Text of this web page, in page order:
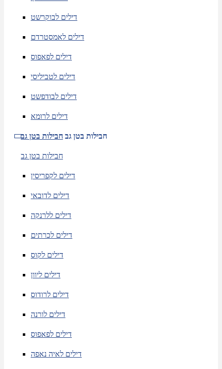
דילים לבוקרשט
דילים לאמסטרדם
דילים לפאפוס
דילים לטביליסי
דילים לבודפשט
דילים לרומא
חבילות בטן גב חבילות בטן גב
חבילות בטן גב
דילים לקפריסין
דילים לדובאי
דילים ללרנקה
דילים לכרתים
דילים לקוס
דילים ליוון
דילים לרודוס
דילים לורנה
דילים לפאפוס
דילים לאיה נאפה